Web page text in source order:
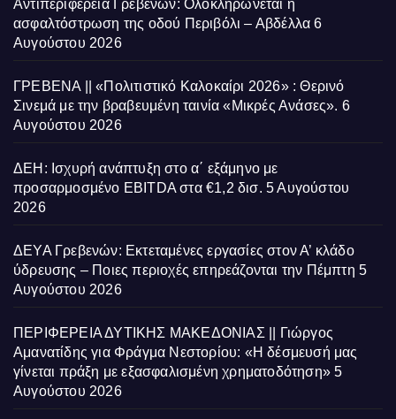
Αντιπεριφέρεια Γρεβενών: Ολοκληρώνεται η
ασφαλτόστρωση της οδού Περιβόλι – Αβδέλλα 6
Αυγούστου 2026
ΓΡΕΒΕΝΑ || «Πολιτιστικό Καλοκαίρι 2026» : Θερινό
Σινεμά με την βραβευμένη ταινία «Μικρές Ανάσες». 6
Αυγούστου 2026
ΔΕΗ: Ισχυρή ανάπτυξη στο α΄ εξάμηνο με
προσαρμοσμένο EBITDA στα €1,2 δισ. 5 Αυγούστου
2026
ΔΕΥΑ Γρεβενών: Εκτεταμένες εργασίες στον Α’ κλάδο
ύδρευσης – Ποιες περιοχές επηρεάζονται την Πέμπτη 5
Αυγούστου 2026
ΠΕΡΙΦΕΡΕΙΑ ΔΥΤΙΚΗΣ ΜΑΚΕΔΟΝΙΑΣ || Γιώργος
Αμανατίδης για Φράγμα Νεστορίου: «Η δέσμευσή μας
γίνεται πράξη με εξασφαλισμένη χρηματοδότηση» 5
Αυγούστου 2026